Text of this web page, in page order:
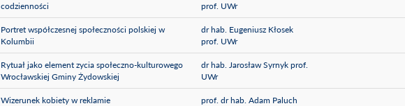
codzienności
prof. UWr
Portret współczesnej społeczności polskiej w
Kolumbii
dr hab. Eugeniusz Kłosek
prof. UWr
Rytuał jako element zycia społeczno-kulturowego
Wrocławskiej Gminy Żydowskiej
dr hab. Jarosław Syrnyk prof.
UWr
Wizerunek kobiety w reklamie prof. dr hab. Adam Paluch